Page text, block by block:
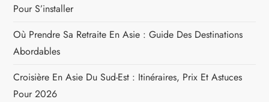
Pour S’installer
Où Prendre Sa Retraite En Asie : Guide Des Destinations
Abordables
Croisière En Asie Du Sud-Est : Itinéraires, Prix Et Astuces
Pour 2026